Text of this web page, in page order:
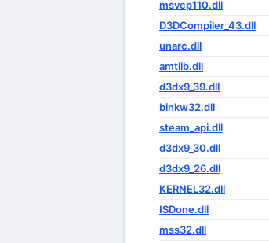
msvcp110.dll
D3DCompiler_43.dll
unarc.dll
amtlib.dll
d3dx9_39.dll
binkw32.dll
steam_api.dll
d3dx9_30.dll
d3dx9_26.dll
KERNEL32.dll
ISDone.dll
mss32.dll